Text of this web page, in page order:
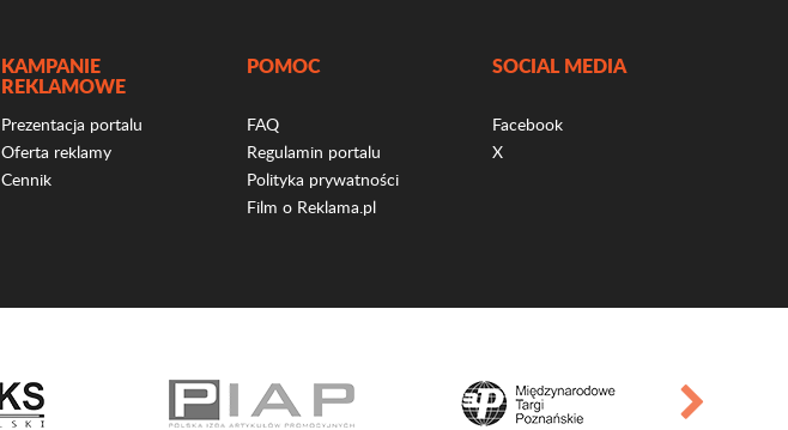
KAMPANIE
REKLAMOWE
Prezentacja portalu
Oferta reklamy
Cennik
POMOC
FAQ
Regulamin portalu
Polityka prywatności
Film o Reklama.pl
SOCIAL MEDIA
Facebook
X